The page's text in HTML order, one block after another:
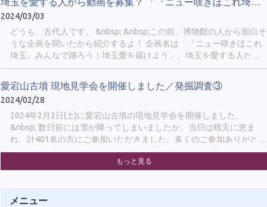
レストハウス」でした。 &nbsp;
2024/03/03
どうも、古代人です。 &nbsp; &nbsp;この前、博物館の人から面白そ
うな企画を聞いたから紹介するよ！ 企画名は「『ニュー咲きほこれ
埼玉』みんなで踊ろう！埼玉愛を届けよう」。埼玉を愛する人たち
から短い動画を募集しているみたい。 &nbsp; &nbsp;
愛宕山古墳 現地見学会を開催しました／発掘調査③
2024/02/28
2024年2月3日(土)に愛宕山古墳の現地見学会を開催しました。
&nbsp; 数日前には雪が降ってしまいましたが、当日は晴天に恵ま
れ、計401名の方にご参加いただきました。多くのご参加ありがとう
ございました！ &nbsp; &nbsp; 学芸員からは、調査の成果として、
①周堀(内堀・外堀)を確認できたこと ②前方部で旧表土（古墳時代
た、見学会では普段登ることのできない墳丘に登っていただくこと
もっと見る
メニュー